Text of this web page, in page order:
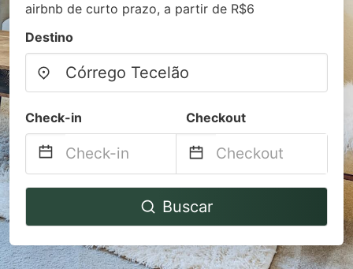
airbnb de curto prazo, a partir de R$6
Destino
Check-in Checkout
Navigate
to
interact
Navigate
to
interact
Buscar